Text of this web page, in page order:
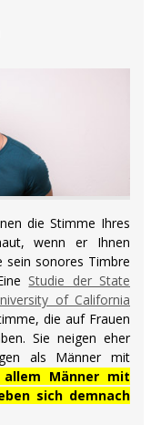
die Stimme Ihres
wenn er Ihnen
sein sonores Timbre
Studie der State
of California
die auf Frauen
Sie neigen eher
als Männer mit
allem Männer mit
sich demnach